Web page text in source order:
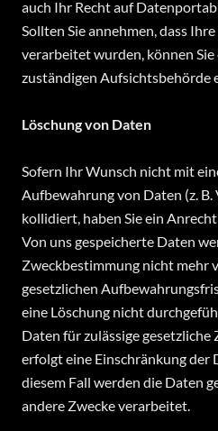
auch Ihr Recht auf
Sollten Sie annehmen, dass
verarbeitet wurden, können
zuständigen Aufsichtsbehörde
Löschung von Daten
Sofern Ihr Wunsch nicht mit
Aufbewahrung von Daten (z.
kollidiert, haben Sie ein
Von uns gespeicherte Daten
Zweckbestimmung nicht mehr
gesetzlichen
eine Löschung nicht
Daten für zulässige
erfolgt eine Einschränkung der
diesem Fall werden die Daten
andere Zwecke verarbeitet.